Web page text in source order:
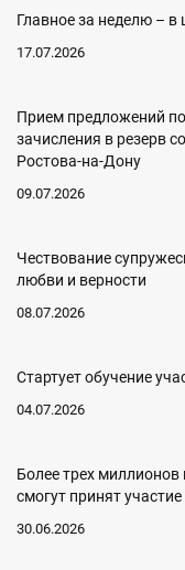
Главное за неделю – в
17.07.2026
Прием предложений
зачисления в резерв
Ростова-на-Дону
09.07.2026
Чествование
любви и верности
08.07.2026
Cтартует обучение
04.07.2026
Более трех миллионов
смогут принят
30.06.2026